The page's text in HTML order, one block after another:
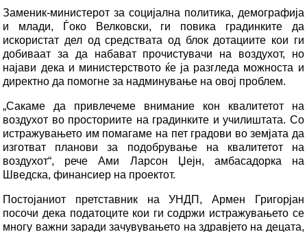
Заменик-министерот за социјална политика, демографија
и млади, Ѓоко Велковски, ги повика градинките да
искористат дел од средствата од блок дотациите кои ги
добиваат за да набават прочистувачи на воздухот, но
најави дека и министерството ќе ја разгледа можноста и
директно да помогне за надминување на овој проблем.
„Сакаме да привлечеме внимание кон квалитетот на
воздухот во просториите на градинките и училиштата. Со
истражувањето им помагаме на пет градови во земјата да
изготват планови за подобрување на квалитетот на
воздухот“, рече Ами Ларсон Џејн, амбасадорка на
Шведска, финансиер на проектот.
Постојаниот претставник на УНДП, Армен Григорјан
посочи дека податоците кои ги содржи истражувањето се
многу важни заради зачувувањето на здравјето на децата,